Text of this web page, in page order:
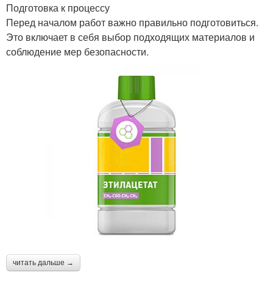
Подготовка к процессу
Перед началом работ важно правильно подготовиться.
Это включает в себя выбор подходящих материалов и
соблюдение мер безопасности.
читать дальше →